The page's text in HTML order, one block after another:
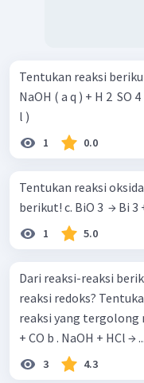
Tentukan reaksi
NaOH ( a q ) + H 2 ​ SO
l )
1 0.0
Tentukan reaksi
berikut! c. BiO 3 ​ → Bi 3
1 5.0
Dari reaksi-reaksi
reaksi redoks? Tentukan oksidator dan reduktor pada
reaksi yang tergolong redoks
+ CO b . NaOH + HCl → ...
3 4.3